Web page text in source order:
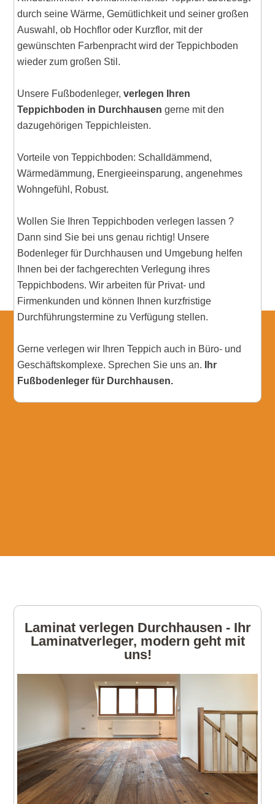
durch seine Wärme, Gemütlichkeit und seiner großen
Auswahl, ob Hochflor oder Kurzflor, mit der
gewünschten Farbenpracht wird der Teppichboden
wieder zum großen Stil.
Unsere Fußbodenleger,verlegen Ihren
Teppichboden in Durchhausen gerne mit den
dazugehörigen Teppichleisten.
Vorteile von Teppichboden: Schalldämmend,
Wärmedämmung, Energieeinsparung, angenehmes
Wohngefühl, Robust.
Wollen Sie Ihren Teppichboden verlegen lassen ?
Dann sind Sie bei uns genau richtig! Unsere
Bodenleger für Durchhausen und Umgebung helfen
Ihnen bei der fachgerechten Verlegung ihres
Teppichbodens. Wir arbeiten für Privat- und
Firmenkunden und können Ihnen kurzfristige
Durchführungstermine zu Verfügung stellen.
Gerne verlegen wir Ihren Teppich auch in Büro- und
Geschäftskomplexe. Sprechen Sie uns an.
Ihr
Fußbodenleger für Durchhausen.
Laminat verlegen Durchhausen - Ihr
Laminatverleger, modern geht mit
uns!